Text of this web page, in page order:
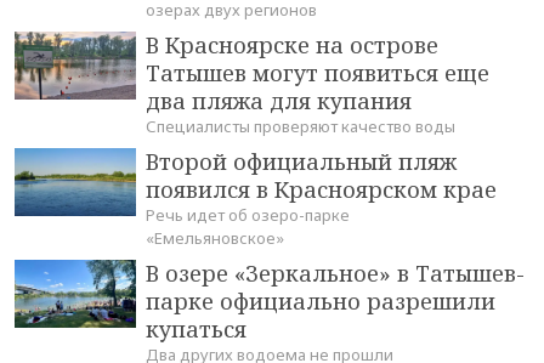
озерах двух регионов
В Красноярске на острове
Татышев могут появиться еще
два пляжа для купания
Специалисты проверяют качество воды
Второй официальный пляж
появился в Красноярском крае
Речь идет об озеро-парке
«Емельяновское»
В озере «Зеркальное» в Татышев-
парке официально разрешили
купаться
Два других водоема не прошли